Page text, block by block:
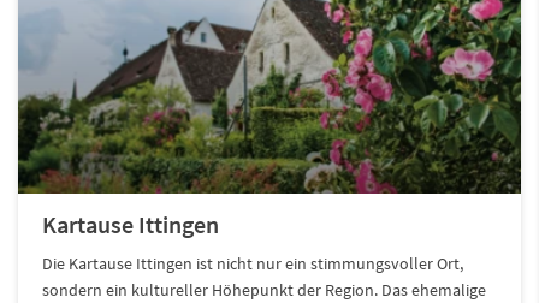
Kartause Ittingen
Die Kartause Ittingen ist nicht nur ein stimmungsvoller Ort,
sondern ein kultureller Höhepunkt der Region. Das ehemalige